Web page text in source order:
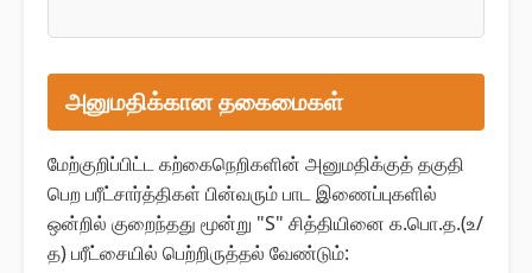
அனுமதிக்கான தகைமைகள்
மேற்குறிப்பிட்ட கற்கைநெறிகளின் அனுமதிக்குத் தகுதி
பெற பரீட்சார்த்திகள் பின்வரும் பாட இணைப்புகளில்
ஒன்றில் குறைந்தது மூன்று "S" சித்தியினை க.பொ.த.(உ/
த) பரீட்சையில் பெற்றிருத்தல் வேண்டும்: